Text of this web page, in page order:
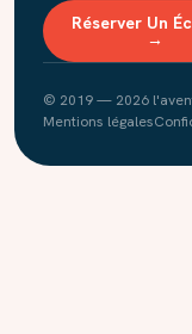
Réserver Un
→
© 2019 — 2026
Mentions légales